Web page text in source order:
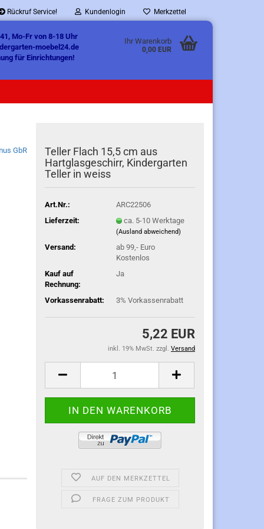
Rückruf Service! Kundenlogin Merkzettel
Mo-Fr von 8-18 Uhr
moebel24.de
für Einrichtungen!
Ihr Warenkorb
0,00 EUR
GbR
Teller Flach 15,5 cm aus
Hartglasgeschirr, Kindergarten
Teller in weiss
Art.Nr.:
ARC22506
Lieferzeit:
ca. 5-10 Werktage
(Ausland abweichend)
Versand:
ab 99,- Euro
Kostenlos
Kauf auf
Rechnung:
Ja
Vorkassenrabatt: 3% Vorkassenrabatt
5,22 EUR
inkl. 19% MwSt. zzgl. Versand
AUF DEN MERKZETTEL
FRAGE ZUM PRODUKT